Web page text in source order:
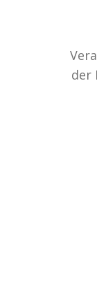
der